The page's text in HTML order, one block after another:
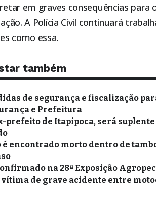
em graves consequências para
A Polícia Civil continuará
como essa.
também
de segurança e fiscalização
e Prefeitura
prefeito de Itapipoca, será
é encontrado morto dentro de
na 28ª Exposição
de grave acidente entre